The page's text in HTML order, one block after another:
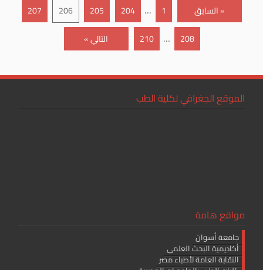
« السابق 1
…
204
205
206
207
208
…
210 التالي »
الموقع الجغرافي لكلية الطب
مواقع هامة
جامعة أسوان
أكاديمية البحث العلمى
النقابة العامة لأطباء مصر